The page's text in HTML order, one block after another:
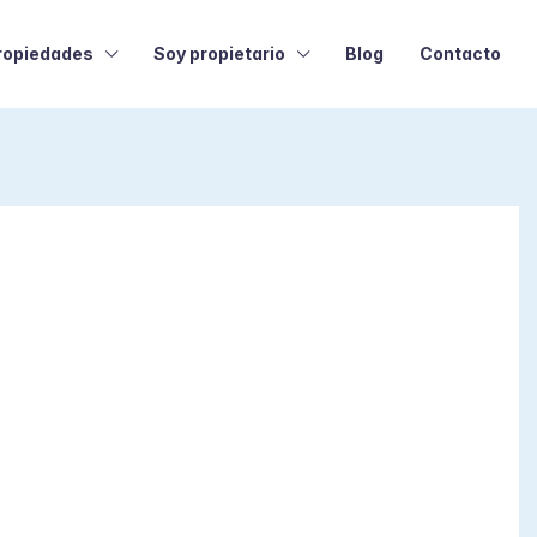
Soy propietario Blog Contacto